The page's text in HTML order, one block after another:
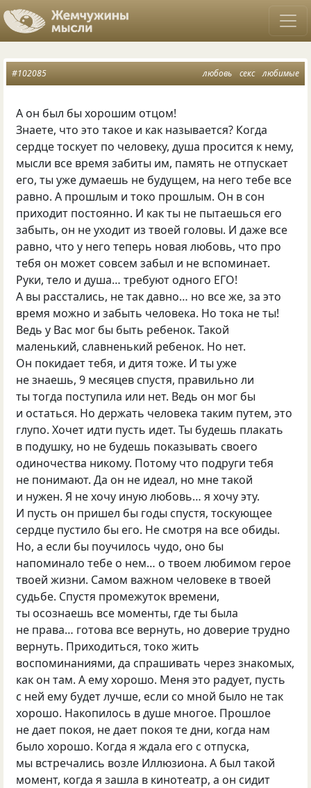
любовь секс любимые
#102085
А он был бы хорошим отцом!
Знаете, что это такое и как называется? Когда
сердце тоскует по человеку, душа просится к нему,
мысли все время забиты им, память не отпускает
его, ты уже думаешь не будущем, на него тебе все
равно. А прошлым и токо прошлым. Он в сон
приходит постоянно. И как ты не пытаешься его
забыть, он не уходит из твоей головы. И даже все
равно, что у него теперь новая любовь, что про
тебя он может совсем забыл и не вспоминает.
Руки, тело и душа… требуют одного ЕГО!
А вы расстались, не так давно… но все же, за это
время можно и забыть человека. Но тока не ты!
Ведь у Вас мог бы быть ребенок. Такой
маленький, славненький ребенок. Но нет.
Он покидает тебя, и дитя тоже. И ты уже
не знаешь, 9 месяцев спустя, правильно ли
ты тогда поступила или нет. Ведь он мог бы
и остаться. Но держать человека таким путем, это
глупо. Хочет идти пусть идет. Ты будешь плакать
в подушку, но не будешь показывать своего
одиночества никому. Потому что подруги тебя
не понимают. Да он не идеал, но мне такой
и нужен. Я не хочу иную любовь… я хочу эту.
И пусть он пришел бы годы спустя, тоскующее
сердце пустило бы его. Не смотря на все обиды.
Но, а если бы поучилось чудо, оно бы
напоминало тебе о нем… о твоем любимом герое
твоей жизни. Самом важном человеке в твоей
судьбе. Спустя промежуток времени,
ты осознаешь все моменты, где ты была
не права… готова все вернуть, но доверие трудно
вернуть. Приходиться, токо жить
воспоминаниями, да спрашивать через знакомых,
как он там. А ему хорошо. Меня это радует, пусть
с ней ему будет лучше, если со мной было не так
хорошо. Накопилось в душе многое. Прошлое
не дает покоя, не дает покоя те дни, когда нам
было хорошо. Когда я ждала его с отпуска,
мы встречались возле Иллюзиона. А был такой
момент, когда я зашла в кинотеатр, а он сидит